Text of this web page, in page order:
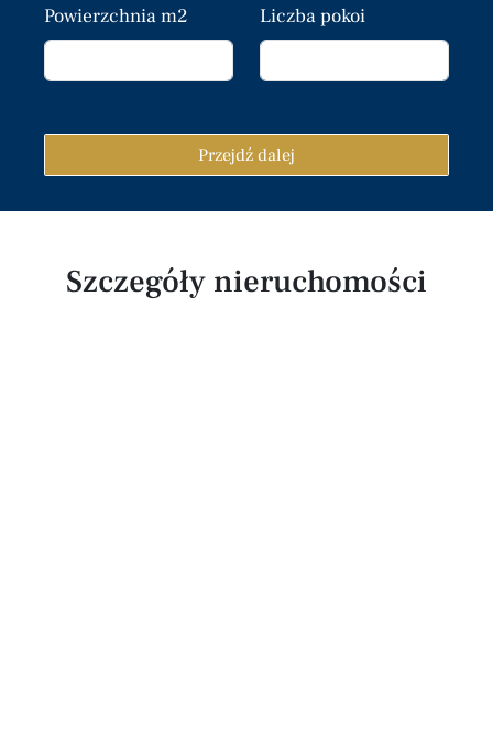
Powierzchnia m2 Liczba pokoi
Przejdź dalej
Szczegóły nieruchomości